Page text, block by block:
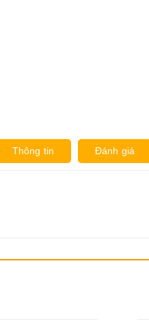
Thông tin Đánh giá